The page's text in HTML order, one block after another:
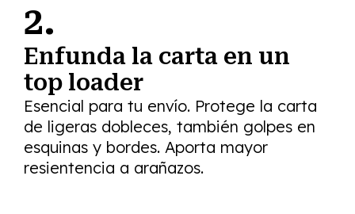
2.
Enfunda la carta en un
top loader
Esencial para tu envío. Protege la carta
de ligeras dobleces, también golpes en
esquinas y bordes. Aporta mayor
resientencia a arañazos.